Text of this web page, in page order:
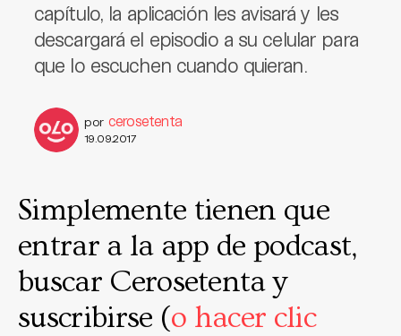
capítulo, la aplicación les avisará y les
descargará el episodio a su celular para
que lo escuchen cuando quieran.
por cerosetenta
19.09.2017
Simplemente tienen que
entrar a la app de podcast,
buscar Cerosetenta y
suscribirse (o hacer clic